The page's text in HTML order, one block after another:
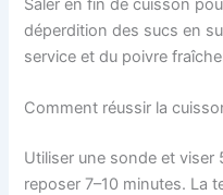
déperdition des sucs en
service et du poivre
Comment réussir la
Utiliser une sonde et
reposer 7–10 minutes. La